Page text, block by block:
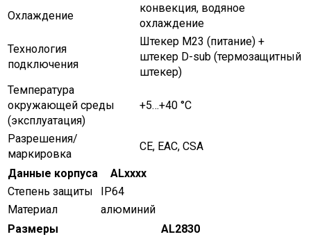
Охлаждение
конвекция, водяное
охлаждение
Технология
подключения
Штекер M23 (питание) +
штекер D-sub (термозащитный
штекер)
Температура
окружающей среды
(эксплуатация)
+5…+40 °C
Разрешения/
маркировка
CE, EAC, CSA
Данные корпуса
ALxxxx
Степень защиты
IP64
Материал
алюминий
Размеры
AL2830